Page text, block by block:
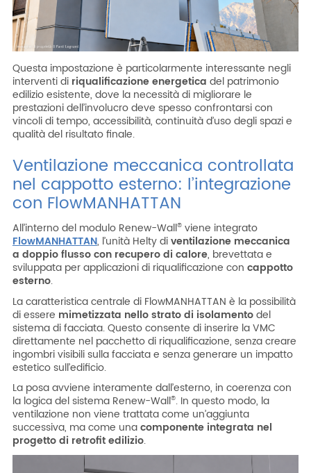
Questa impostazione è particolarmente interessante negli
interventi di riqualificazione energetica del patrimonio
edilizio esistente, dove la necessità di migliorare le
prestazioni dell’involucro deve spesso confrontarsi con
vincoli di tempo, accessibilità, continuità d’uso degli spazi e
qualità del risultato finale.
Ventilazione meccanica controllata
nel cappotto esterno: l’integrazione
con FlowMANHATTAN
All’interno del modulo Renew-Wall®viene integrato
FlowMANHATTAN, l’unità Helty diventilazione meccanica
a doppio flusso con recupero di calore, brevettata e
sviluppata per applicazioni di riqualificazione con cappotto
esterno.
La caratteristica centrale di FlowMANHATTAN è la possibilità
di essere mimetizzata nello strato di isolamentodel
sistema di facciata. Questo consente di inserire la VMC
direttamente nel pacchetto di riqualificazione, senza creare
ingombri visibili sulla facciata e senza generare un impatto
estetico sull’edificio.
La posa avviene interamente dall’esterno, in coerenza con
la logica del sistema Renew-Wall®. In questo modo, la
ventilazione non viene trattata come un’aggiunta
successiva, ma come unacomponente integrata nel
progetto di retrofit edilizio.